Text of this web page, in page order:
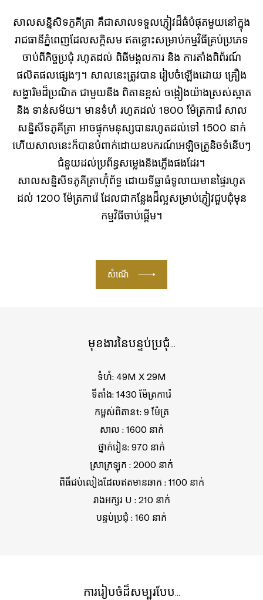
សាលសន្និសិទភូគីត្រា គឺជាសាលទទួលភ្ញៀវដ៏ធំបំផុតមួយនៅក្នុង
រាជធានីភ្នំពេញដែលសក្តិសម ឥតខ្ចោះសម្រាប់កម្មវិធីគ្រប់ប្រភេទ
ចាប់ពីកិច្ចប្រជុំ រហូតដល់ ពិធីមង្គលការ និង ការតាំងពិព័រណ៍
ផលិតផលផ្សេងៗ។ សាលនេះត្រូវបាន រៀបចំឡើងដោយ គ្រឿង
សង្ហារិមដ៏ប្រណិត ជាមួយនឹង ពិតានខ្ពស់ ចង្កៀងយ៉ាងស្រស់ស្អាត
និង ទាន់សម័យ។ មានទំហំ រហូតដល់ 1800 ម៉ែត្រការ៉េ សាល
សន្និសីទភូគីត្រា អាចផ្ទុកមនុស្សបានរហូតដល់ទៅ 1500 នាក់
ហើយសាលនេះក៏បានបំពាក់ដោយឧបករណ៍អេឡិចត្រូនិចទំនើបៗ
ជំនួយដល់ប្រព័ន្ធសម្លេងនិងភ្លើងផងដែរ។
សាលសន្និសីទភូគីត្រាហ៊ុំព័ទ្ធ ដោយទីធ្លាធំទូលាយមានផ្ទៃរហូត
ដល់ 1200 ម៉ែត្រការ៉េ ដែលជាកន្លែងដ៏ល្អសម្រាប់ភ្ញៀវជួបជុំមុន
កម្មវិធីចាប់ផ្តើម។
សំណើ
មុខងារនៃបន្ទប់ប្រជុំ...
ទំហំ: 49M X 29M
ទីតាំង: 1430 ម៉ែត្រការ៉េ
កម្ពស់ពិតានt: 9​ ម៉ែត្រ
សាល : 1600 នាក់
ថ្នាក់រៀន: 970 នាក់
ស្រាក្រឡុក : 2000 នាក់
ពិធីជប់លៀងដែលឥតមានឆាក : 1100 នាក់
រាងអក្សរ U : 210 នាក់
បន្ទប់ប្រជុំ : 160 នាក់
ការរៀបចំដ៏សម្បូរបែប...